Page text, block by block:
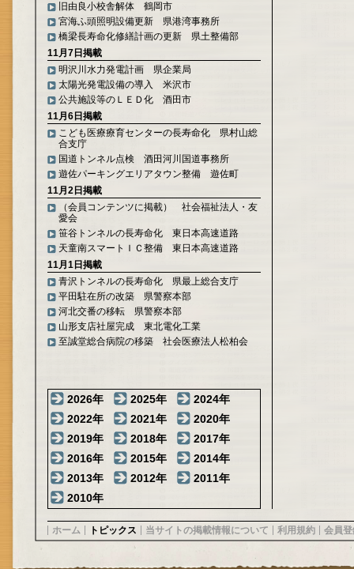
旧由良小校舎解体 鶴岡市
宮海ふ頭照明設備更新 県港湾事務所
橋梁長寿命化修繕計画の更新 県土整備部
11月7日掲載
明沢川水力発電計画 県企業局
太陽光発電設備の導入 米沢市
公共施設等のＬＥＤ化 酒田市
11月6日掲載
こども医療療育センターの長寿命化 県村山総
合支庁
国道トンネル点検 酒田河川国道事務所
遊佐パーキングエリアタウン整備 遊佐町
11月2日掲載
（会員コンテンツに掲載） 社会福祉法人・友
愛会
笹谷トンネルの長寿命化 東日本高速道路
天童南スマートＩＣ整備 東日本高速道路
11月1日掲載
青沢トンネルの長寿命化 県最上総合支庁
平田駐在所の改築 県警察本部
河北交番の移転 県警察本部
山形支店社屋完成 東北電化工業
至誠堂総合病院の移築 社会医療法人松柏会
2026年 2025年
2024年
2022年
2021年
2020年
2019年
2018年
2017年
2016年
2015年
2014年
2013年
2012年
2011年
2010年
ホーム トピックス 当サイトの掲載情報について 利用規約 会員